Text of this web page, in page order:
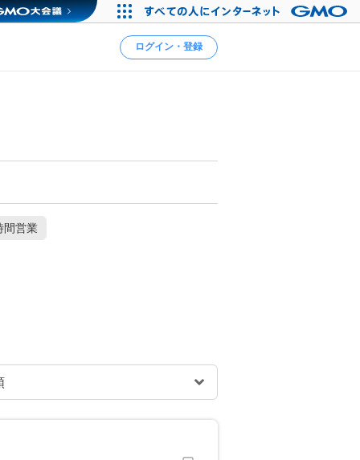
ログイン・登録
間営業